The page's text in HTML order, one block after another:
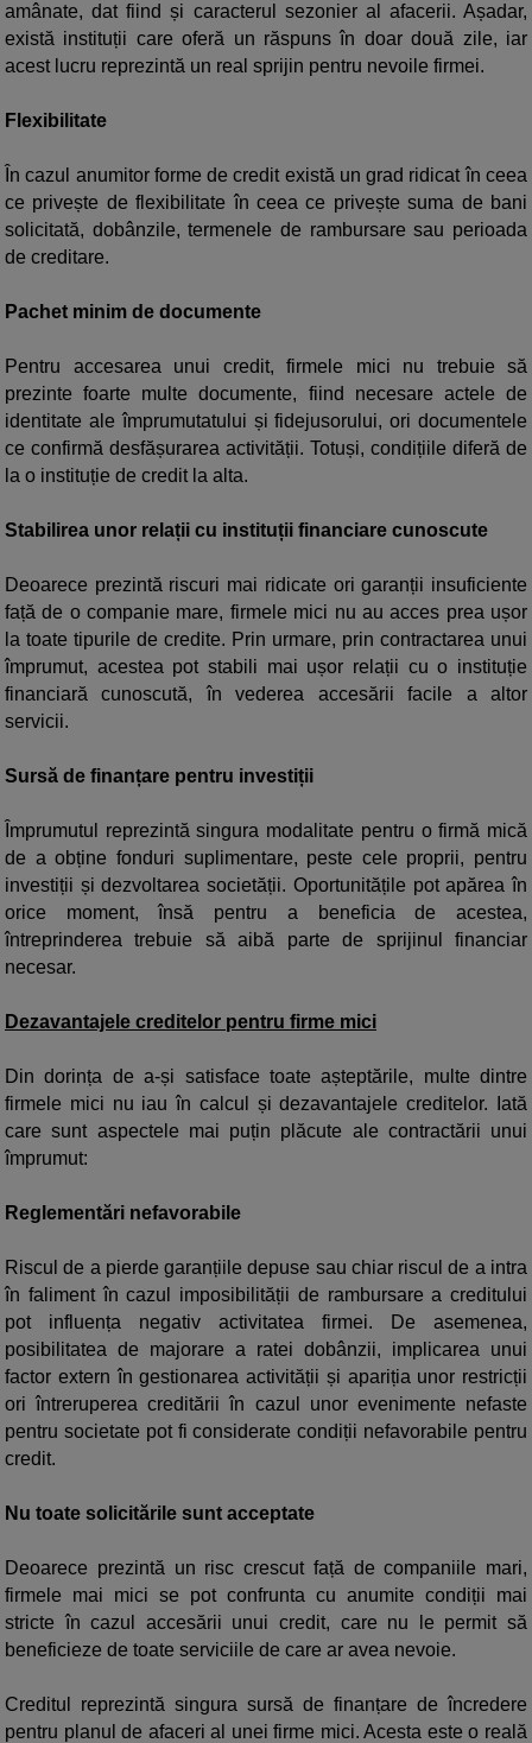
amânate, dat fiind și caracterul sezonier al afacerii. Așadar,
există instituții care oferă un răspuns în doar două zile, iar
acest lucru reprezintă un real sprijin pentru nevoile firmei.
Flexibilitate
În cazul anumitor forme de credit există un grad ridicat în ceea
ce privește de flexibilitate în ceea ce privește suma de bani
solicitată, dobânzile, termenele de rambursare sau perioada
de creditare.
Pachet minim de documente
Pentru accesarea unui credit, firmele mici nu trebuie să
prezinte foarte multe documente, fiind necesare actele de
identitate ale împrumutatului și fidejusorului, ori documentele
ce confirmă desfășurarea activității. Totuși, condițiile diferă de
la o instituție de credit la alta.
Stabilirea unor relații cu instituții financiare cunoscute
Deoarece prezintă riscuri mai ridicate ori garanții insuficiente
față de o companie mare, firmele mici nu au acces prea ușor
la toate tipurile de credite. Prin urmare, prin contractarea unui
împrumut, acestea pot stabili mai ușor relații cu o instituție
financiară cunoscută, în vederea accesării facile a altor
servicii.
Sursă de finanțare pentru investiții
Împrumutul reprezintă singura modalitate pentru o firmă mică
de a obține fonduri suplimentare, peste cele proprii, pentru
investiții și dezvoltarea societății. Oportunitățile pot apărea în
orice moment, însă pentru a beneficia de acestea,
întreprinderea trebuie să aibă parte de sprijinul financiar
necesar.
Dezavantajele creditelor pentru firme mici
Din dorința de a-și satisface toate așteptările, multe dintre
firmele mici nu iau în calcul și dezavantajele creditelor. Iată
care sunt aspectele mai puțin plăcute ale contractării unui
împrumut:
Reglementări nefavorabile
Riscul de a pierde garanțiile depuse sau chiar riscul de a intra
în faliment în cazul imposibilității de rambursare a creditului
pot influența negativ activitatea firmei. De asemenea,
posibilitatea de majorare a ratei dobânzii, implicarea unui
factor extern în gestionarea activității și apariția unor restricții
ori întreruperea creditării în cazul unor evenimente nefaste
pentru societate pot fi considerate condiții nefavorabile pentru
credit.
Nu toate solicitările sunt acceptate
Deoarece prezintă un risc crescut față de companiile mari,
firmele mai mici se pot confrunta cu anumite condiții mai
stricte în cazul accesării unui credit, care nu le permit să
beneficieze de toate serviciile de care ar avea nevoie.
Creditul reprezintă singura sursă de finanțare de încredere
pentru planul de afaceri al unei firme mici. Acesta este o reală